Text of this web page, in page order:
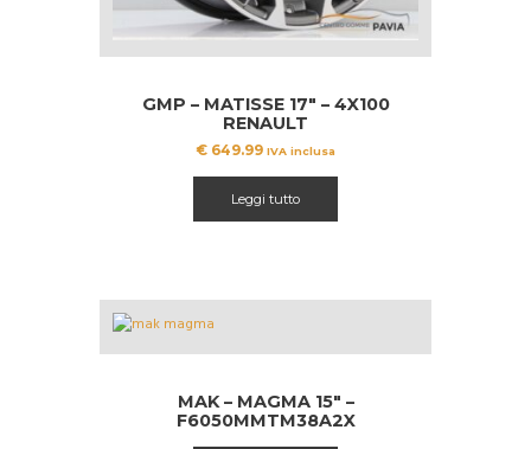
GMP – MATISSE 17″ – 4X100
RENAULT
€ 649.99 IVA inclusa
Leggi tutto
MAK – MAGMA 15″ –
F6050MMTM38A2X